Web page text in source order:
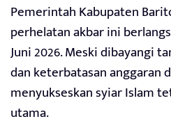
Pemerintah Kabupaten
perhelatan akbar ini
Juni 2026. Meski dibayangi
dan keterbatasan anggaran
menyukseskan syiar Islam
utama.